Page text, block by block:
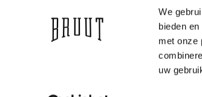
We
bieden
met onze
uw
OPENINGSTIJDEN